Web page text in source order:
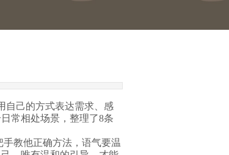
自己的方式表达需求、感
常相处场景，整理了8条
教他正确方法，语气要温